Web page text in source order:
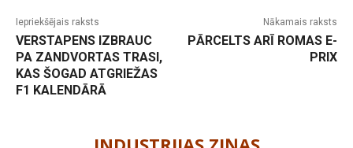
Iepriekšējais raksts
VERSTAPENS IZBRAUC
PA ZANDVORTAS TRASI,
KAS ŠOGAD ATGRIEŽAS
F1 KALENDĀRĀ
Nākamais raksts
PĀRCELTS ARĪ ROMAS E-
PRIX